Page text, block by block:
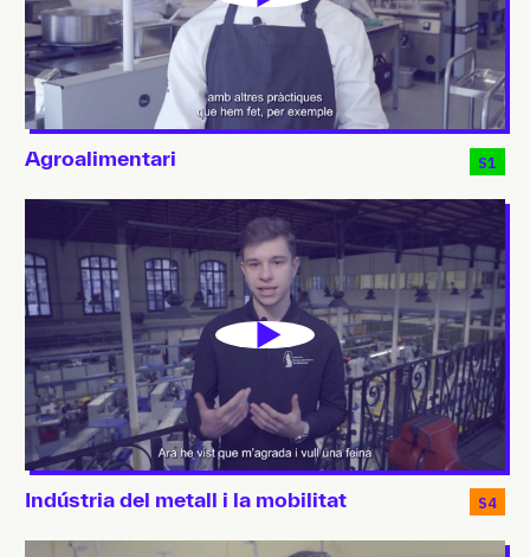
Agroalimentari S1
Indústria del metall i la mobilitat S4